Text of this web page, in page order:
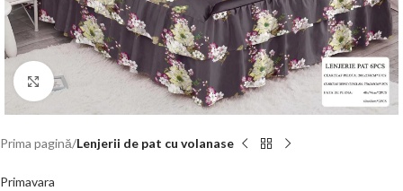
Click to enlarge
Prima pagină Lenjerii de pat cu volanase
Primavara